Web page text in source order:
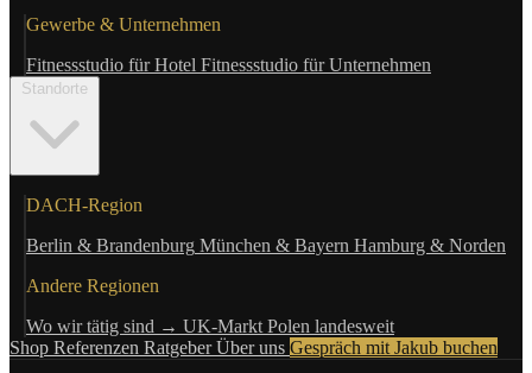
Gewerbe & Unternehmen
Fitnessstudio für Hotel Fitnessstudio für Unternehmen
Standorte
DACH-Region
Berlin & Brandenburg München & Bayern Hamburg & Norden
Andere Regionen
Wo wir tätig sind → UK-Markt Polen landesweit
Shop Referenzen RatgeberÜber uns Gespräch mit Jakub buchen